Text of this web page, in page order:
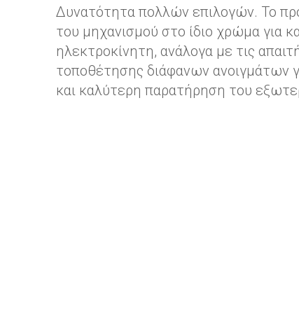
Δυνατότητα πολλών επιλογών. Το
του μηχανισμού στο ίδιο χρώμα για
ηλεκτροκίνητη, ανάλογα με τις
τοποθέτησης διάφανων ανοιγμάτων
και καλύτερη παρατήρηση του